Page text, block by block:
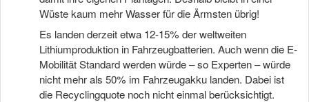
Wüste kaum mehr Wasser für die Ärmsten übrig!
Es landen derzeit etwa 12-15% der weltweiten
Lithiumproduktion in Fahrzeugbatterien. Auch wenn die E-
Mobilität Standard werden würde – so Experten – würde
nicht mehr als 50% im Fahrzeugakku landen. Dabei ist
die Recyclingquote noch nicht einmal berücksichtigt.